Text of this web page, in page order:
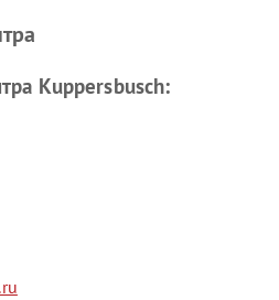
вакуумных упаковщиков
Kuppersbusch: